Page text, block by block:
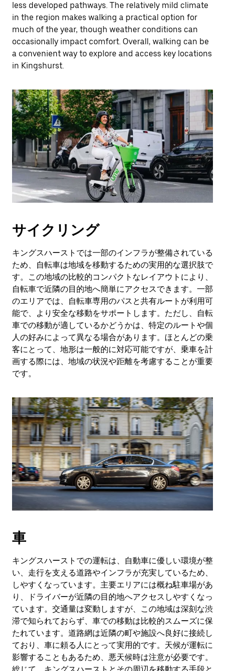
less developed pathways. The relatively mild climate
in the region makes walking a practical option for
much of the year, though weather conditions can
occasionally impact comfort. Overall, walking can be
a convenient way to explore and access key locations
in Kingshurst.
サイクリング
キングスハーストでは一部のインフラが整備されている
ため、自転車は地域を移動するための実用的な選択肢で
す。この地域の比較的コンパクトなレイアウトにより、
自転車で近隣の目的地へ簡単にアクセスできます。一部
のエリアでは、自転車専用のパスと共有ルートが利用可
能で、より安全な移動をサポートします。ただし、自転
車での移動が適しているかどうかは、特定のルートや個
人の好みによって異なる場合があります。ほとんどの乗
客にとって、地形は一般的に対応可能ですが、乗車を計
画する際には、地域の状況や距離を考慮することが重要
です。
車
キングスハーストでの運転は、自動車に優しい環境が整
い、走行を支える道路やインフラが充実しているため、
しやすくなっています。主要エリアには概ね駐車場があ
り、ドライバーが近隣の目的地へアクセスしやすくなっ
ています。交通量は変動しますが、この地域は深刻な渋
滞で知られておらず、車での移動は比較的スムーズに保
たれています。道路網は近隣の町や施設へ良好に接続し
ており、車に頼る人にとって実用的です。天候が運転に
影響することもあるため、悪天候時は注意が必要です。